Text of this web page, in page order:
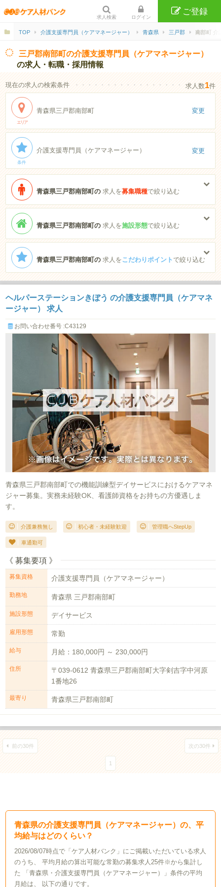
求人検索 ログイン
ご登録
TOP 介護支援専門員（ケアマネージャー） 青森県 三戸郡 南部町 介
三戸郡南部町の介護支援専門員（ケアマネージャー）
の求人・転職・採用情報
現在の求人の検索条件 ・・・・・・・・・・・・・・・・・・・・・・
求人数1件
エリア
青森県三戸郡南部町 変更
条件
介護支援専門員（ケアマネージャー） 変更
青森県三戸郡南部町の求人を募集職種で絞り込む
青森県三戸郡南部町の求人を施設形態で絞り込む
青森県三戸郡南部町の求人をこだわりポイント で絞り込む
ヘルパーステーションきぼう の介護支援専門員（ケアマネ
ージャー） 求人
お問い合わせ番号 :C43129
青森県三戸郡南部町での機能訓練型デイサービスにおけるケアマネ
ジャー募集。実務未経験OK、看護師資格をお持ちの方優遇しま
す。
介護兼務無し 初心者・未経験歓迎 管理職へStepUp
車通勤可
《 募集要項 》
募集資格 介護支援専門員（ケアマネージャー）
勤務地 青森県 三戸郡南部町
施設形態 デイサービス
雇用形態 常勤
給与 月給：180,000円 ～ 230,000円
住所
〒039-0612 青森県三戸郡南部町大字剣吉字中河原
1番地26
最寄り 青森県三戸郡南部町
前の30件 次の30件
1
青森県の介護支援専門員（ケアマネージャー）の、平
均給与はどのくらい？
2026/08/07時点で「ケア人材バンク」にご掲載いただいている求人
のうち、 平均月給の算出可能な常勤の募集求人25件※から集計し
た 「青森県・介護支援専門員（ケアマネージャー）」条件の平均
月給は、 以下の通りです。